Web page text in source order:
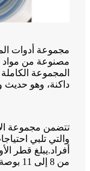
مجموعة أدوات
مصنوعة من مواد
المجموعة
داكنة، وهو حديث
من 8 إلى 11 بوصة، وهي مثالية لعشاء العائلة والأصدقاء.